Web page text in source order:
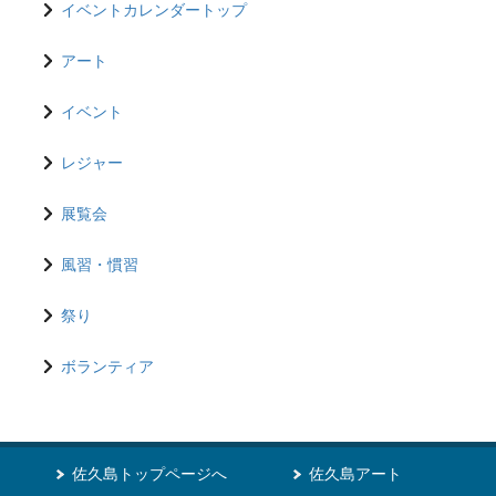
イベントカレンダートップ
アート
イベント
レジャー
展覧会
風習・慣習
祭り
ボランティア
佐久島トップページへ 佐久島アート